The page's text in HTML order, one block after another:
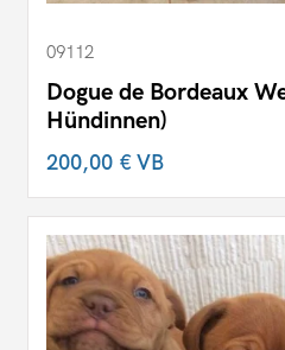
09112
Dogue de Bordeaux
Hündinnen)
200,00 €VB